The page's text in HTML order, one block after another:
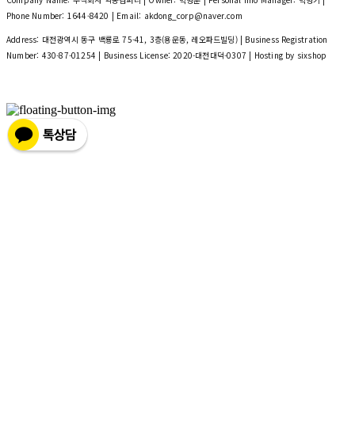
Phone Number: 1644-8420 | Email: akdong_corp@naver.com
Address: 대전광역시 동구 백룡로 75-41, 3층(용운동, 레오파드빌딩) | Business Registration
Number: 430-87-01254 | Business License:2020-대전대덕-0307 | Hosting by sixshop